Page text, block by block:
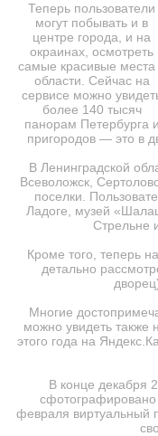
Теперь пользователи
могут побывать и в
центре города, и на
окраинах, осмотреть
самые красивые места
области. Сейчас на
сервисе можно
более 140 тысяч
панорам Петербурга и
пригородов — это в
В Ленинградской
Всеволожск,
поселки.
Ладоге, музей
Стрельне
Кроме того, теперь
детально
Многие
можно увидеть также
этого года на
В конце декабря
февраля виртуальный